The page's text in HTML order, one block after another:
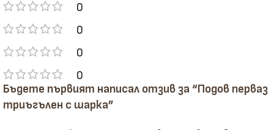
0
0
0
0
Бъдете първият написал отзив за “Подов перваз
триъгълен с шарка”